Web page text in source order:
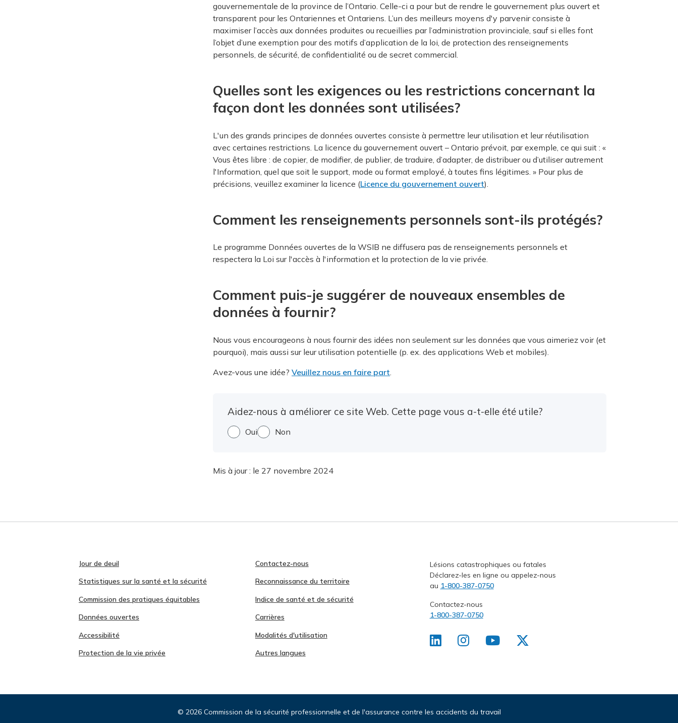
gouvernementale de la province de l’Ontario. Celle-ci a pour but de rendre le gouvernement plus ouvert et
transparent pour les Ontariennes et Ontariens. L’un des meilleurs moyens d'y parvenir consiste à
maximiser l’accès aux données produites ou recueillies par l’administration provinciale, sauf si elles font
l’objet d’une exemption pour des motifs d’application de la loi, de protection des renseignements
personnels, de sécurité, de confidentialité ou de secret commercial.
Quelles sont les exigences ou les restrictions concernant la
façon dont les données sont utilisées?
L'un des grands principes de données ouvertes consiste à permettre leur utilisation et leur réutilisation
avec certaines restrictions. La licence du gouvernement ouvert – Ontario prévoit, par exemple, ce qui suit : «
Vous êtes libre : de copier, de modifier, de publier, de traduire, d’adapter, de distribuer ou d’utiliser autrement
l'Information, quel que soit le support, mode ou format employé, à toutes fins légitimes. » Pour plus de
précisions, veuillez examiner la licence (Licence du gouvernement ouvert).
Comment les renseignements personnels sont-ils protégés?
Le programme Données ouvertes de la WSIB ne diffusera pas de renseignements personnels et
respectera la Loi sur l'accès à l'information et la protection de la vie privée.
Comment puis-je suggérer de nouveaux ensembles de
données à fournir?
Nous vous encourageons à nous fournir des idées non seulement sur les données que vous aimeriez voir (et
pourquoi), mais aussi sur leur utilisation potentielle (p. ex. des applications Web et mobiles).
Avez-vous une idée? Veuillez nous en faire part
Aidez-nous à améliorer ce site Web. Cette page vous a-t-elle été utile?
Oui Non
Mis à jour : le 27 novembre 2024
Jour de deuil
Contactez-nous
Statistiques sur la santé et la sécurité
Reconnaissance du territoire
Commission des pratiques équitables
Indice de santé et de sécurité
Données ouvertes
Carrières
Accessibilité
Modalités d'utilisation
Protection de la vie privée
Autres langues
Lésions catastrophiques ou fatales
Déclarez-les en ligne ou appelez-nous
au 1-800-387-0750
Contactez-nous
1-800-387-0750
© 2026 Commission de la sécurité professionnelle et de l'assurance contre les accidents du travail